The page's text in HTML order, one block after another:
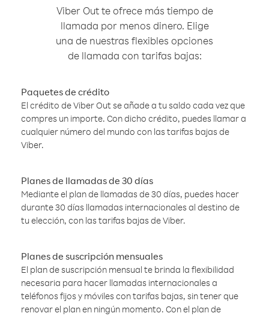
Viber Out te ofrece más tiempo de
llamada por menos dinero. Elige
una de nuestras flexibles opciones
de llamada con tarifas bajas:
Paquetes de crédito
El crédito de Viber Out se añade a tu saldo cada vez que
compres un importe. Con dicho crédito, puedes llamar a
cualquier número del mundo con las tarifas bajas de
Viber.
Planes de llamadas de 30 días
Mediante el plan de llamadas de 30 días, puedes hacer
durante 30 días llamadas internacionales al destino de
tu elección, con las tarifas bajas de Viber.
Planes de suscripción mensuales
El plan de suscripción mensual te brinda la flexibilidad
necesaria para hacer llamadas internacionales a
teléfonos fijos y móviles con tarifas bajas, sin tener que
renovar el plan en ningún momento. Con el plan de